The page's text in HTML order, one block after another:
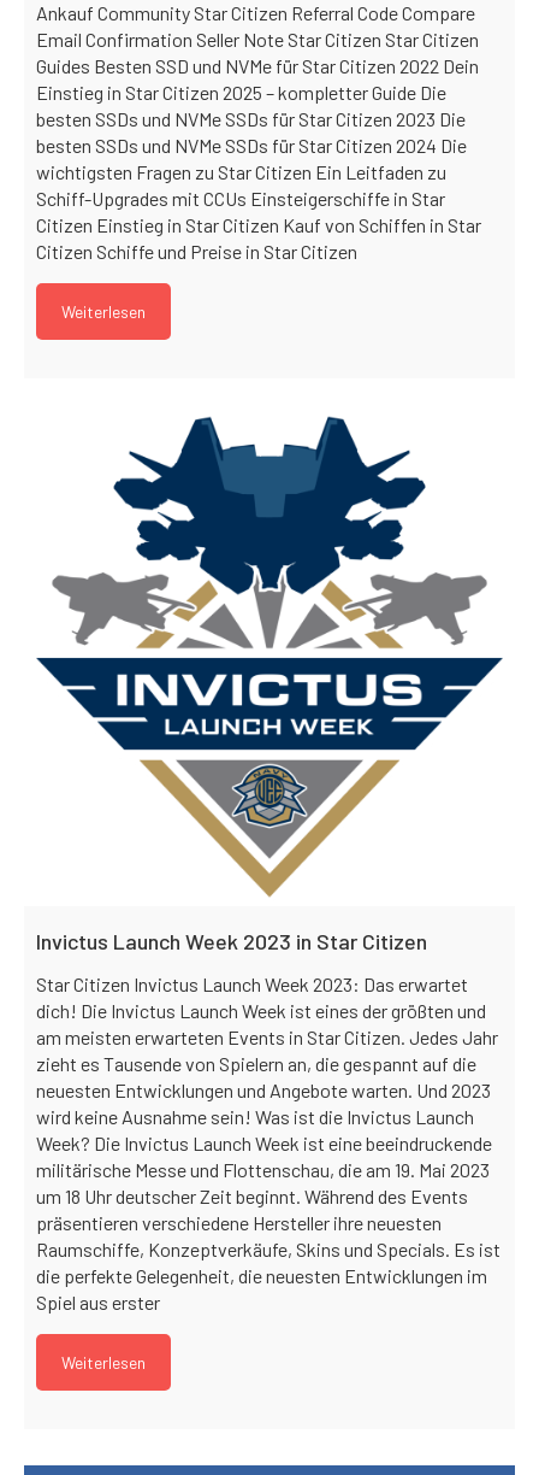
Ankauf Community Star Citizen Referral Code Compare
Email Confirmation Seller Note Star Citizen Star Citizen
Guides Besten SSD und NVMe für Star Citizen 2022 Dein
Einstieg in Star Citizen 2025 – kompletter Guide Die
besten SSDs und NVMe SSDs für Star Citizen 2023 Die
besten SSDs und NVMe SSDs für Star Citizen 2024 Die
wichtigsten Fragen zu Star Citizen Ein Leitfaden zu
Schiff-Upgrades mit CCUs Einsteigerschiffe in Star
Citizen Einstieg in Star Citizen Kauf von Schiffen in Star
Citizen Schiffe und Preise in Star Citizen
Weiterlesen
Invictus Launch Week 2023 in Star Citizen
Star Citizen Invictus Launch Week 2023: Das erwartet
dich! Die Invictus Launch Week ist eines der größten und
am meisten erwarteten Events in Star Citizen. Jedes Jahr
zieht es Tausende von Spielern an, die gespannt auf die
neuesten Entwicklungen und Angebote warten. Und 2023
wird keine Ausnahme sein! Was ist die Invictus Launch
Week? Die Invictus Launch Week ist eine beeindruckende
militärische Messe und Flottenschau, die am 19. Mai 2023
um 18 Uhr deutscher Zeit beginnt. Während des Events
präsentieren verschiedene Hersteller ihre neuesten
Raumschiffe, Konzeptverkäufe, Skins und Specials. Es ist
die perfekte Gelegenheit, die neuesten Entwicklungen im
Spiel aus erster
Weiterlesen